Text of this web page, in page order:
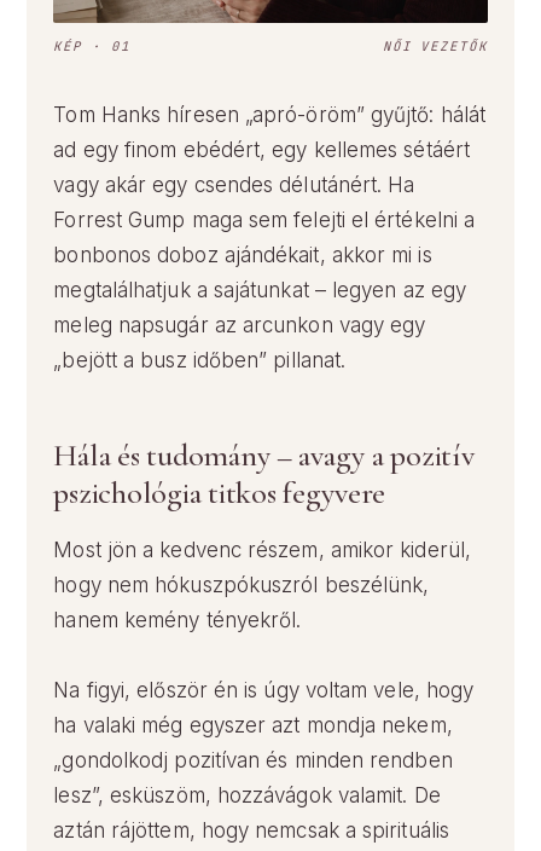
KÉP · 01 NŐI VEZETŐK
Tom Hanks híresen „apró-öröm” gyűjtő: hálát
ad egy finom ebédért, egy kellemes sétáért
vagy akár egy csendes délutánért. Ha
Forrest Gump maga sem felejti el értékelni a
bonbonos doboz ajándékait, akkor mi is
megtalálhatjuk a sajátunkat – legyen az egy
meleg napsugár az arcunkon vagy egy
„bejött a busz időben” pillanat.
Hála és tudomány – avagy a pozitív
pszichológia titkos fegyvere
Most jön a kedvenc részem, amikor kiderül,
hogy nem hókuszpókuszról beszélünk,
hanem kemény tényekről.
Na figyi, először én is úgy voltam vele, hogy
ha valaki még egyszer azt mondja nekem,
„gondolkodj pozitívan és minden rendben
lesz”, esküszöm, hozzávágok valamit. De
aztán rájöttem, hogy nemcsak a spirituális